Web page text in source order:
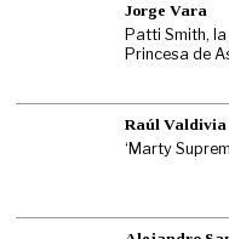
Jorge Vara
Patti Smith,
Princesa de
Raúl Valdivia
‘Marty